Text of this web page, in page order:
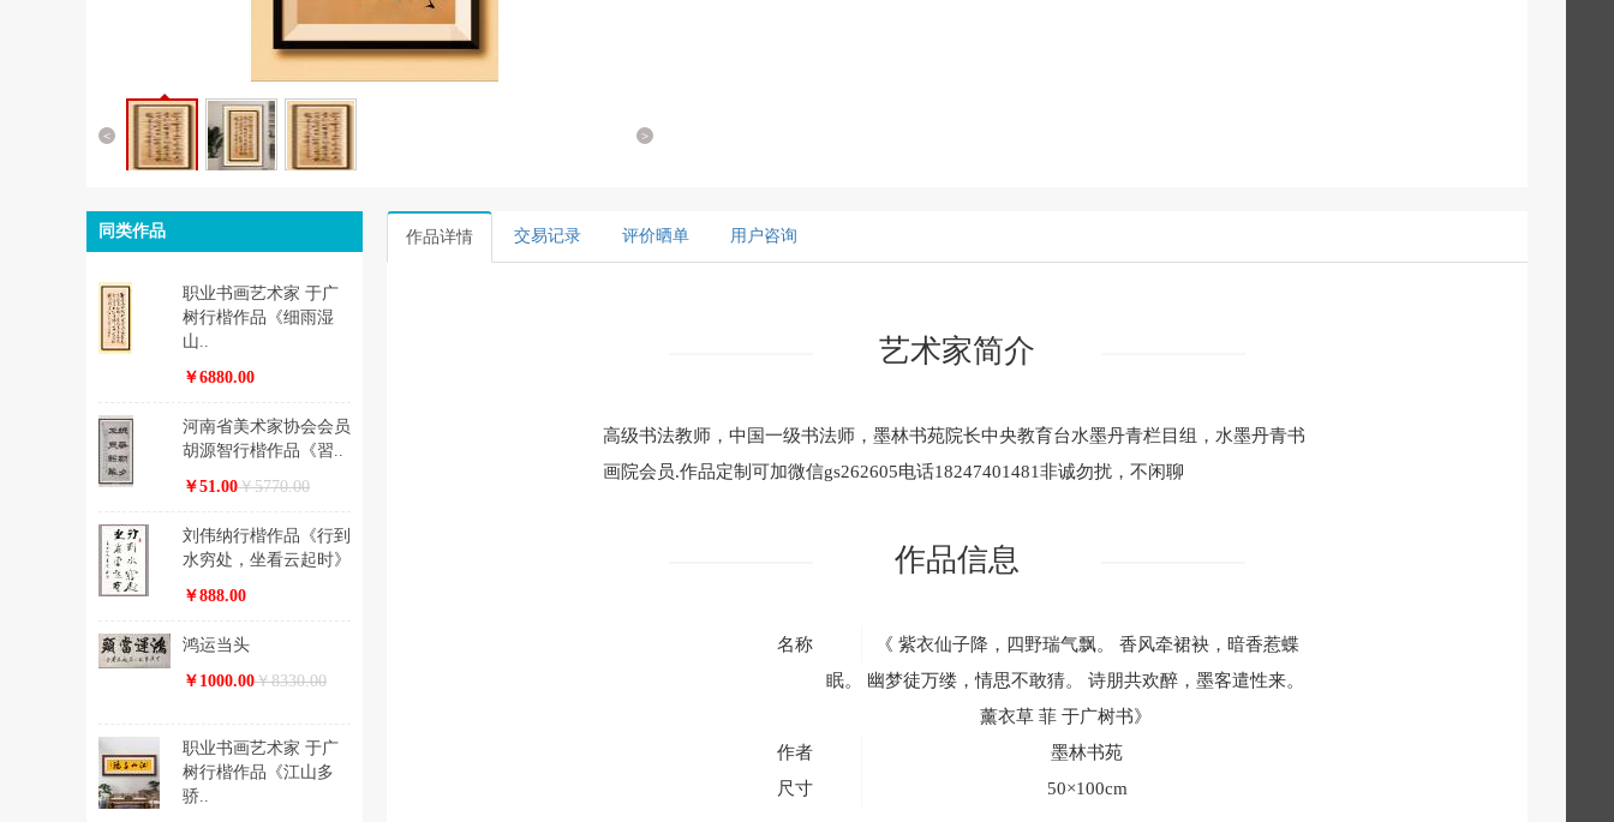
< >
同类作品
职业书画艺术家 于广
树行楷作品《细雨湿
山..
￥6880.00
河南省美术家协会会员
胡源智行楷作品《習..
￥51.00￥5770.00
刘伟纳行楷作品《行到
水穷处，坐看云起时》
￥888.00
鸿运当头
￥1000.00￥8330.00
职业书画艺术家 于广
树行楷作品《江山多
骄..
作品详情 交易记录 评价晒单 用户咨询
艺术家简介
高级书法教师，中国一级书法师，墨林书苑院长中央教育台水墨丹青栏目组，水墨丹青书
画院会员.作品定制可加微信gs262605电话18247401481非诚勿扰，不闲聊
作品信息
名称
《 紫衣仙子降，四野瑞气飘。 香风牵裙袂，暗香惹蝶
眠。 幽梦徒万缕，情思不敢猜。 诗朋共欢醉，墨客遣性来。
薰衣草 菲 于广树书》
作者
墨林书苑
尺寸
50×100cm